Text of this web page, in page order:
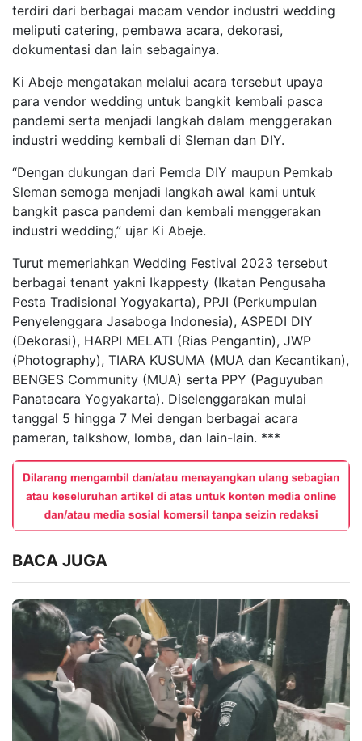
terdiri dari berbagai macam vendor industri wedding
meliputi catering, pembawa acara, dekorasi,
dokumentasi dan lain sebagainya.
Ki Abeje mengatakan melalui acara tersebut upaya
para vendor wedding untuk bangkit kembali pasca
pandemi serta menjadi langkah dalam menggerakan
industri wedding kembali di Sleman dan DIY.
“Dengan dukungan dari Pemda DIY maupun Pemkab
Sleman semoga menjadi langkah awal kami untuk
bangkit pasca pandemi dan kembali menggerakan
industri wedding,” ujar Ki Abeje.
Turut memeriahkan Wedding Festival 2023 tersebut
berbagai tenant yakni Ikappesty (Ikatan Pengusaha
Pesta Tradisional Yogyakarta), PPJI (Perkumpulan
Penyelenggara Jasaboga Indonesia), ASPEDI DIY
(Dekorasi), HARPI MELATI (Rias Pengantin), JWP
(Photography), TIARA KUSUMA (MUA dan Kecantikan),
BENGES Community (MUA) serta PPY (Paguyuban
Panatacara Yogyakarta). Diselenggarakan mulai
tanggal 5 hingga 7 Mei dengan berbagai acara
pameran, talkshow, lomba, dan lain-lain. ***
BACA JUGA